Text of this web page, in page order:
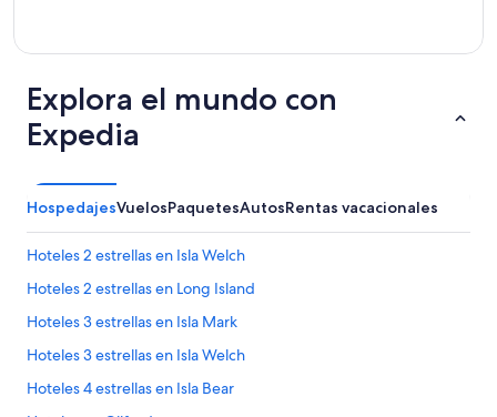
Explora el mundo con
Expedia
HospedajesVuelosPaquetesAutosRentas vacacionales
Hoteles 2 estrellas en Isla Welch
Hoteles 2 estrellas en Long Island
Hoteles 3 estrellas en Isla Mark
Hoteles 3 estrellas en Isla Welch
Hoteles 4 estrellas en Isla Bear